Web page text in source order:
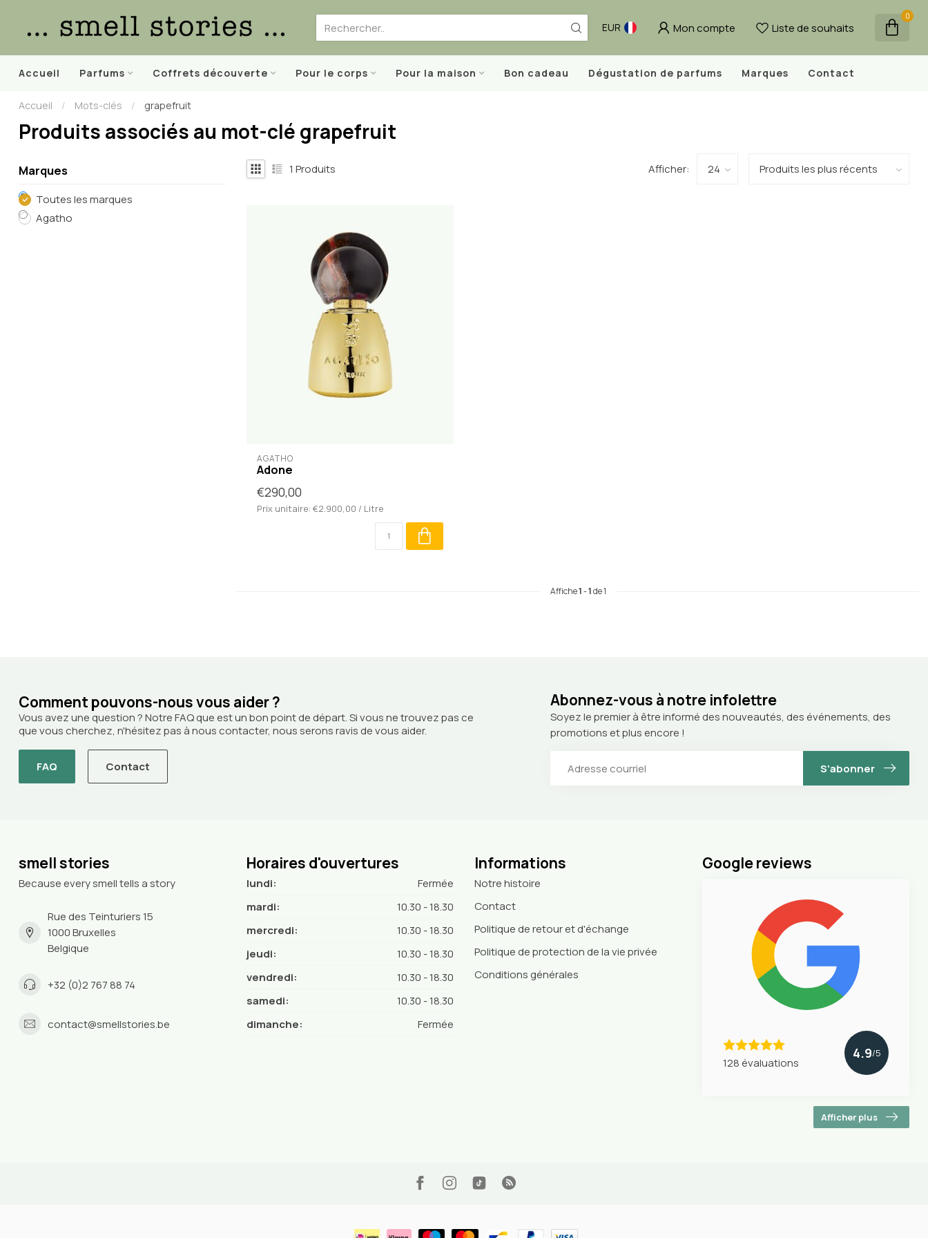
EUR Mon compte Liste de souhaits
0
Accueil Parfums Coffrets découverte Pour le corps Pour la maison Bon cadeau Dégustation de parfums Marques Contact
Accueil / Mots-clés / grapefruit
Produits associés au mot-clé grapefruit
Marques
Toutes les marques
Agatho
1 Produits Afficher:
AGATHO
Adone
€290,00
Prix unitaire: €2.900,00 / Litre
Affiche1-1de 1
Comment pouvons-nous vous aider ?
Vous avez une question ? Notre FAQ que est un bon point de départ. Si vous ne trouvez pas ce
que vous cherchez, n'hésitez pas à nous contacter, nous serons ravis de vous aider.
FAQ Contact
Abonnez-vous à notre infolettre
Soyez le premier à être informé des nouveautés, des événements, des
promotions et plus encore !
S'abonner
smell stories
Because every smell tells a story
Rue des Teinturiers 15
1000 Bruxelles
Belgique
+32 (0)2 767 88 74
contact@smellstories.be
Horaires d'ouvertures
lundi:
Fermée
mardi:
10.30 - 18.30
mercredi:
10.30 - 18.30
jeudi:
10.30 - 18.30
vendredi:
10.30 - 18.30
samedi:
10.30 - 18.30
dimanche:
Fermée
Informations
Notre histoire
Contact
Politique de retour et d'échange
Politique de protection de la vie privée
Conditions générales
Google reviews
128 évaluations
4.9/5
Afficher plus